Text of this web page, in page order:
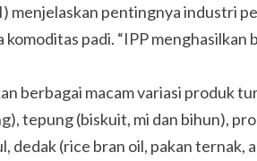
menjelaskan pentingnya industri
padi. “IPP
berbagai macam variasi produk
tepung (biskuit, mi dan bihun),
dedak (rice bran oil, pakan ternak,